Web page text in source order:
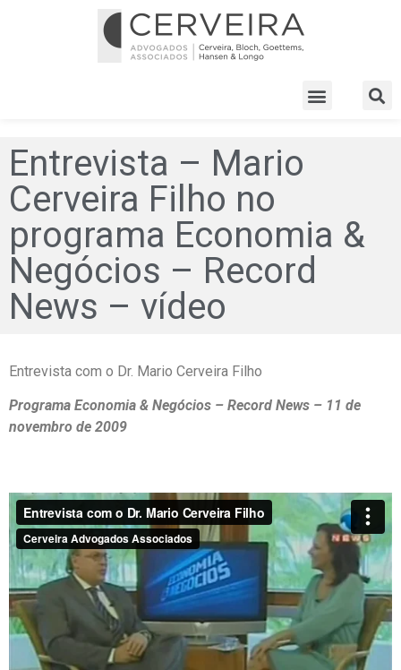
Entrevista – Mario
Cerveira Filho no
programa Economia &
Negócios – Record
News – vídeo
Entrevista com o Dr. Mario Cerveira Filho
Programa Economia & Negócios – Record News – 11 de
novembro de 2009